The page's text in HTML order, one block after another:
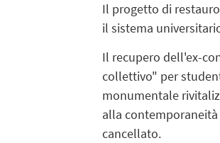
Il progetto di
il sistema
Il recupero dell'ex-
collettivo" per
monumentale
alla
cancellato.